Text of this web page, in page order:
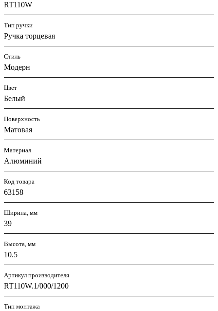
RT110W
Тип ручки
Ручка торцевая
Стиль
Модерн
Цвет
Белый
Поверхность
Матовая
Материал
Алюминий
Код товара
63158
Ширина, мм
39
Высота, мм
10.5
Артикул производителя
RT110W.1/000/1200
Тип монтажа